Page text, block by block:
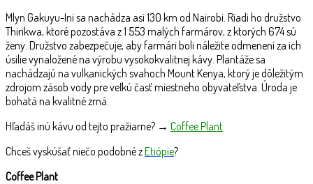
Mlyn Gakuyu-Ini sa nachádza asi 130 km od Nairobi. Riadi ho družstvo
Thirikwa, ktoré pozostáva z 1 553 malých farmárov, z ktorých 674 sú
ženy. Družstvo zabezpečuje, aby farmári boli náležite odmenení za ich
úsilie vynaložené na výrobu vysokokvalitnej kávy. Plantáže sa
nachádzajú na vulkanických svahoch Mount Kenya, ktorý je dôležitým
zdrojom zásob vody pre veľkú časť miestneho obyvateľstva. Úroda je
bohatá na kvalitné zrná.
Hľadáš inú kávu od tejto pražiarne? → Coffee Plant
Chceš vyskúšať niečo podobné zEtiópie?
Coffee Plant